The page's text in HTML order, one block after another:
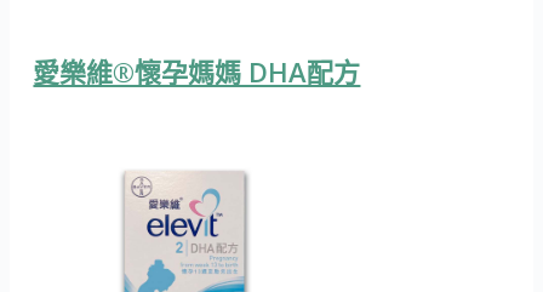
愛樂維®懷孕媽媽 DHA配方